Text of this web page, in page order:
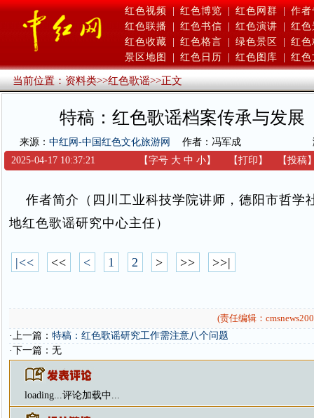
红色视频 | 红色博览 | 红色网群 | 作者
红色联播
红色书信 红色演讲
红色
红色收藏
红色格言 绿色景区
红色
景区地图
红色日历 红色图库 红色
当前位置：资料类>>红色歌谣>>正文
特稿：红色歌谣档案传承与发展
来源： 中红网-中国红色文化旅游网 作者：冯军成
2025-04-17 10:37:21
【字号 大 中 小】 【打印 】 【投稿
作者简介（四川工业科技学院讲师，德阳市哲学
地红色歌谣研究中心主任）
|<< << < 1 2 > >> >>|
(责任编辑：
·上一篇： 特稿：红色歌谣研究工作需注意八个问题
·下一篇：无
loading...评论加载中...